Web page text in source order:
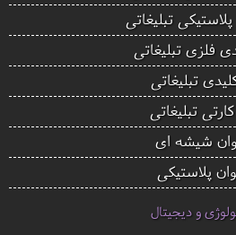
تبلیغاتی
فلزی تبلیغاتی
تبلیغاتی
تبلیغاتی
شیشه ای
پلاستیکی
و دیجیتال